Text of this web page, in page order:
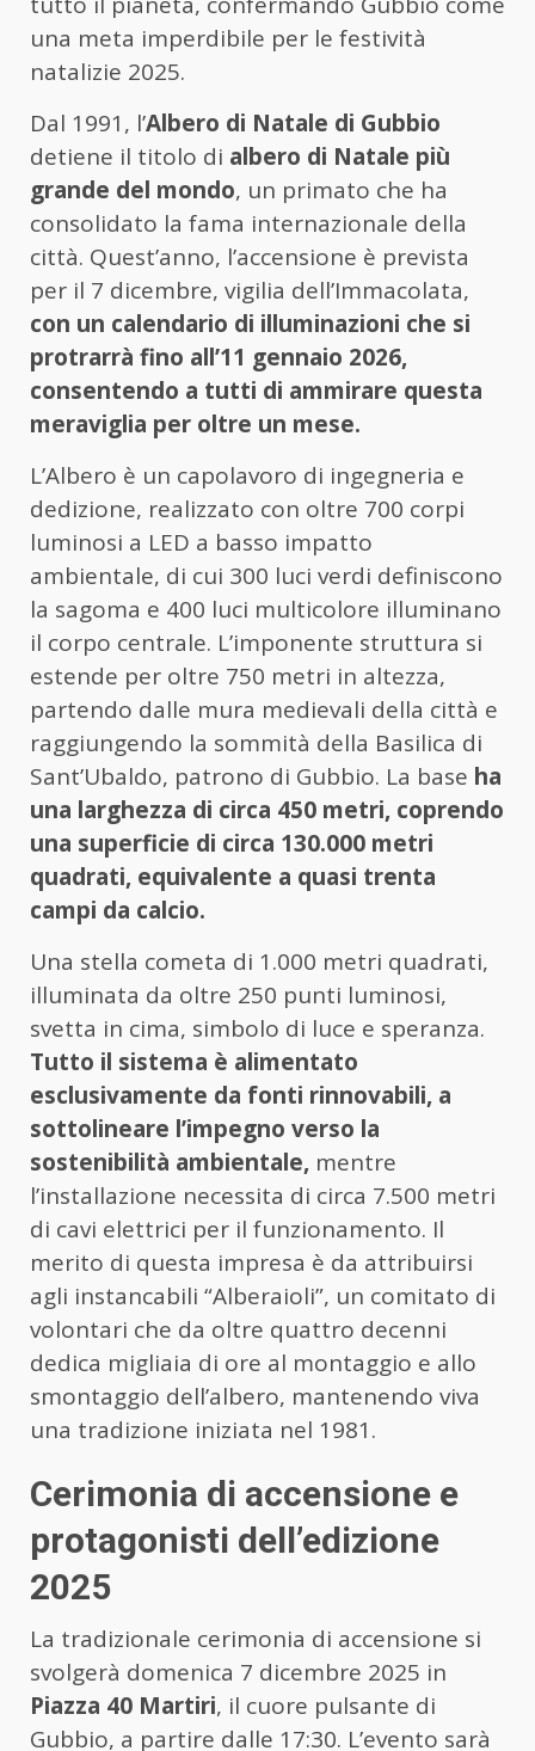
una meta imperdibile per le festività
natalizie 2025.
Dal 1991, l’Albero di Natale di Gubbio
detiene il titolo di albero di Natale più
grande del mondo, un primato che ha
consolidato la fama internazionale della
città. Quest’anno, l’accensione è prevista
per il 7 dicembre, vigilia dell’Immacolata,
con un calendario di illuminazioni che si
protrarrà fino all’11 gennaio 2026,
consentendo a tutti di ammirare questa
meraviglia per oltre un mese.
L’Albero è un capolavoro di ingegneria e
dedizione, realizzato con oltre 700 corpi
luminosi a LED a basso impatto
ambientale, di cui 300 luci verdi definiscono
la sagoma e 400 luci multicolore illuminano
il corpo centrale. L’imponente struttura si
estende per oltre 750 metri in altezza,
partendo dalle mura medievali della città e
raggiungendo la sommità della Basilica di
Sant’Ubaldo, patrono di Gubbio. La base ha
una larghezza di circa 450 metri, coprendo
una superficie di circa 130.000 metri
quadrati, equivalente a quasi trenta
campi da calcio.
Una stella cometa di 1.000 metri quadrati,
illuminata da oltre 250 punti luminosi,
svetta in cima, simbolo di luce e speranza.
Tutto il sistema è alimentato
esclusivamente da fonti rinnovabili, a
sottolineare l’impegno verso la
sostenibilità ambientale, mentre
l’installazione necessita di circa 7.500 metri
di cavi elettrici per il funzionamento. Il
merito di questa impresa è da attribuirsi
agli instancabili “Alberaioli”, un comitato di
volontari che da oltre quattro decenni
dedica migliaia di ore al montaggio e allo
smontaggio dell’albero, mantenendo viva
una tradizione iniziata nel 1981.
Cerimonia di accensione e
protagonisti dell’edizione
2025
La tradizionale cerimonia di accensione si
svolgerà domenica 7 dicembre 2025 in
Piazza 40 Martiri, il cuore pulsante di
Gubbio, a partire dalle 17:30. L’evento sarà